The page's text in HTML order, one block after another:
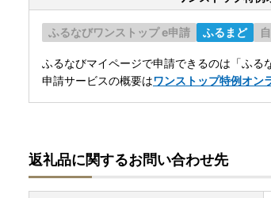
ふるなびワンストップ e申請 ふるまど
ふるなびマイページで申請できるのは「ふる
申請サービスの概要はワンストップ特例オン
返礼品に関するお問い合わせ先